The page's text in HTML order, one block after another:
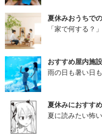
夏休みおうちで
「家で何する？
おすすめ屋内施
雨の日も暑い日
夏休みにおすす
夏に読みたい怖